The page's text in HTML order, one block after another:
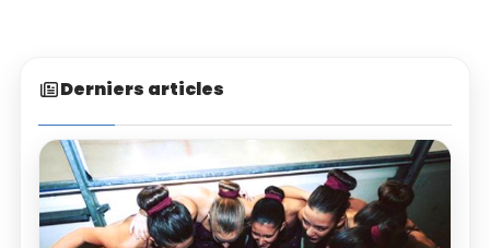
Derniers articles